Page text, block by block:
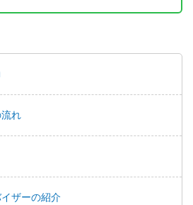
れ
ザーの紹介